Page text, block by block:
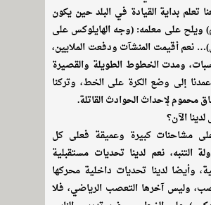
تعلم بداية القيادة في البلد حين يكون
ويلح على معلمه: (وجه الهايلوكس على
نعم أقيمت المنشآت ودفعت الملايين،
ومدت الخطوط الطويلة والقصيرة
إلى وضع الكرة على الخط، وتركنا
محموم لإحداث الحوادث القاتلة.
الآن؟
على مشاحنات كبيرة وعميقة فعلى كل
التنبه، نعم لدينا تحديات مستقبلية
وأيضا لدينا تحديات داخلية محركها
وليس آخرها التعصب الرياضي، فلا